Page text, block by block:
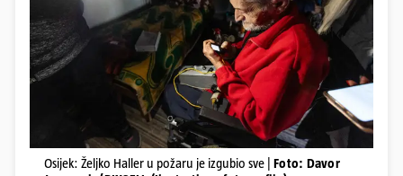
Osijek: Željko Haller u požaru je izgubio sve | Foto: Davor